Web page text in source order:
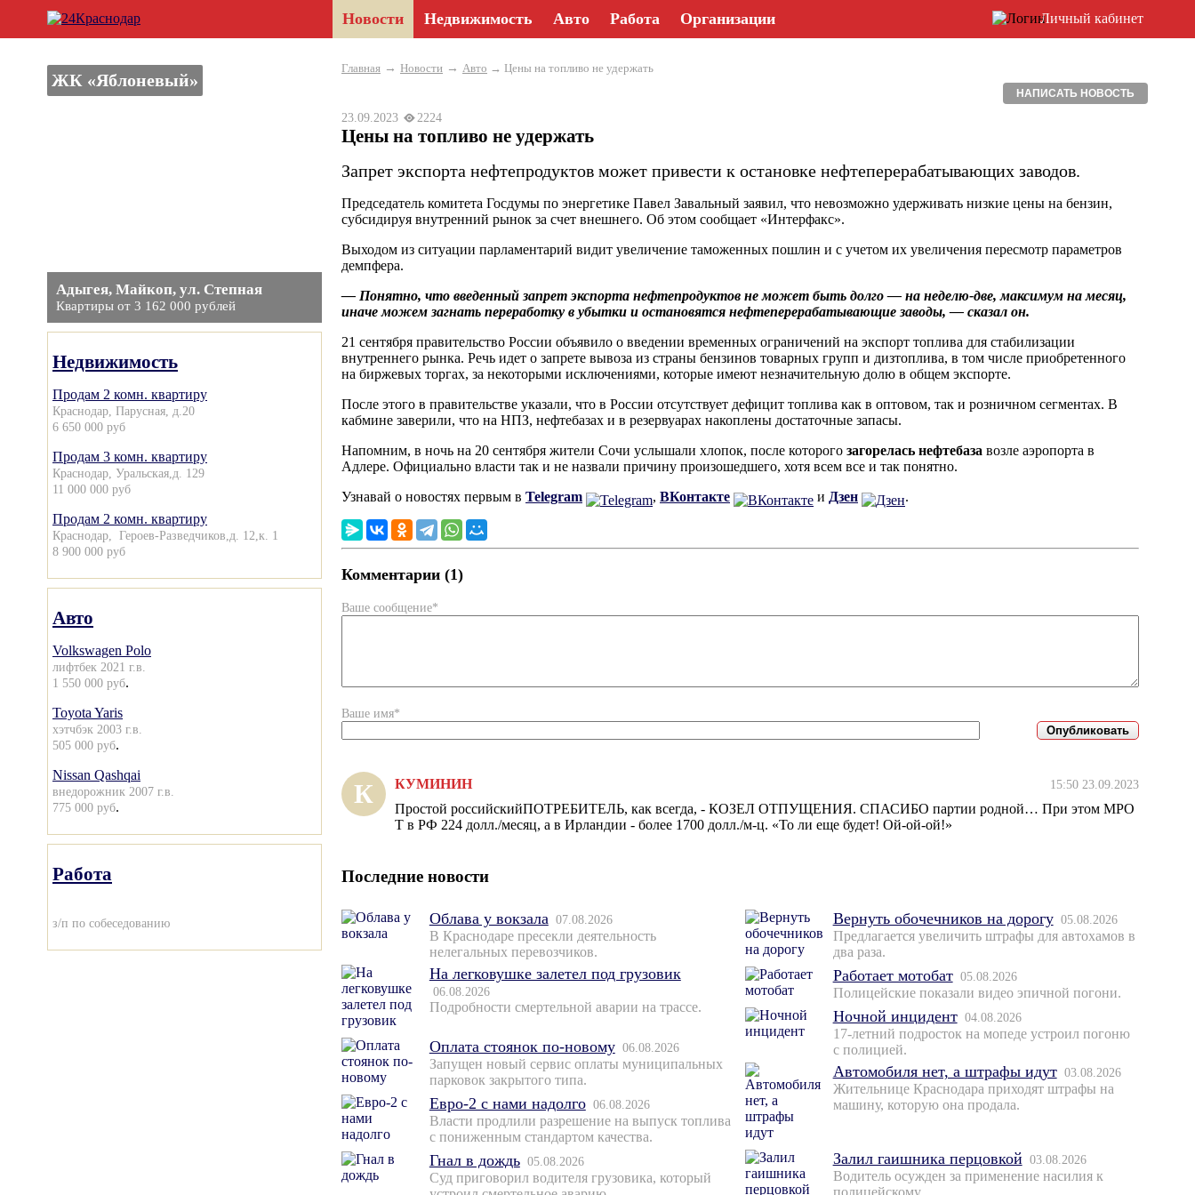
Новости Недвижимость Авто Работа Организации Личный кабинет
ЖК «Яблоневый»
Адыгея, Майкоп, ул. Степная
Квартиры от 3 162 000 рублей
Недвижимость
Продам 2 комн. квартиру
Краснодар, Парусная, д.20
6 650 000 руб
Продам 3 комн. квартиру
Краснодар, Уральская,д. 129
11 000 000 руб
Продам 2 комн. квартиру
Краснодар, Героев-Разведчиков,д. 12,к. 1
8 900 000 руб
Авто
Volkswagen Polo
лифтбек 2021 г.в.
1 550 000 руб.
Toyota Yaris
хэтчбэк 2003 г.в.
505 000 руб.
Nissan Qashqai
внедорожник 2007 г.в.
775 000 руб.
Работа
з/п по собеседованию
Главная → Новости → Авто → Цены на топливо не удержать
НАПИСАТЬ НОВОСТЬ
23.09.2023 2224
Цены на топливо не удержать
Запрет экспорта нефтепродуктов может привести к остановке нефтеперерабатывающих заводов.
Председатель комитета Госдумы по энергетике Павел Завальный заявил, что невозможно удерживать низкие цены на бензин,
субсидируя внутренний рынок за счет внешнего. Об этом сообщает «Интерфакс».
Выходом из ситуации парламентарий видит увеличение таможенных пошлин и с учетом их увеличения пересмотр параметров
демпфера.
— Понятно, что введенный запрет экспорта нефтепродуктов не может быть долго — на неделю-две, максимум на месяц,
иначе можем загнать переработку в убытки и остановятся нефтеперерабатывающие заводы, — сказал он.
21 сентября правительство России объявило о введении временных ограничений на экспорт топлива для стабилизации
внутреннего рынка. Речь идет о запрете вывоза из страны бензинов товарных групп и дизтоплива, в том числе приобретенного
на биржевых торгах, за некоторыми исключениями, которые имеют незначительную долю в общем экспорте.
После этого в правительстве указали, что в России отсутствует дефицит топлива как в оптовом, так и розничном сегментах. В
кабмине заверили, что на НПЗ, нефтебазах и в резервуарах накоплены достаточные запасы.
Напомним, в ночь на 20 сентября жители Сочи услышали хлопок, после которого загорелась нефтебаза возле аэропорта в
Адлере. Официально власти так и не назвали причину произошедшего, хотя всем все и так понятно.
Узнавай о новостях первым в Telegram , ВКонтакте и Дзен .
Комментарии (1)
Ваше сообщение*
Ваше имя*
К КУМИНИН 15:50 23.09.2023
Простой российскийПОТРЕБИТЕЛЬ, как всегда, - КОЗЕЛ ОТПУЩЕНИЯ. СПАСИБО партии родной… При этом МРО
Т в РФ 224 долл./месяц, а в Ирландии - более 1700 долл./м-ц. «То ли еще будет! Ой-ой-ой!»
Последние новости
Облава у вокзала 07.08.2026
В Краснодаре пресекли деятельность
нелегальных перевозчиков.
На легковушке залетел под грузовик
06.08.2026
Подробности смертельной аварии на трассе.
Оплата стоянок по-новому 06.08.2026
Запущен новый сервис оплаты муниципальных
парковок закрытого типа.
Евро-2 с нами надолго 06.08.2026
Власти продлили разрешение на выпуск топлива
с пониженным стандартом качества.
Гнал в дождь 05.08.2026
Суд приговорил водителя грузовика, который
Вернуть обочечников на дорогу 05.08.2026
Предлагается увеличить штрафы для автохамов в
два раза.
Работает мотобат 05.08.2026
Полицейские показали видео эпичной погони.
Ночной инцидент 04.08.2026
17-летний подросток на мопеде устроил погоню
с полицией.
Автомобиля нет, а штрафы идут 03.08.2026
Жительнице Краснодара приходят штрафы на
машину, которую она продала.
Залил гаишника перцовкой 03.08.2026
Водитель осужден за применение насилия к